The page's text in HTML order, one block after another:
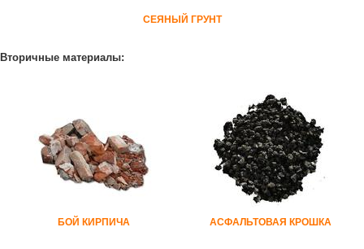
СЕЯНЫЙ ГРУНТ
Вторичные материалы:
БОЙ КИРПИЧА АСФАЛЬТОВАЯ КРОШКА